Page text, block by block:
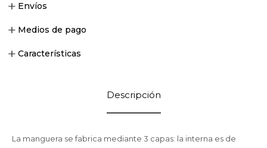
Envíos
Medios de pago
Características
Descripción
La manguera se fabrica mediante 3 capas: la interna es de